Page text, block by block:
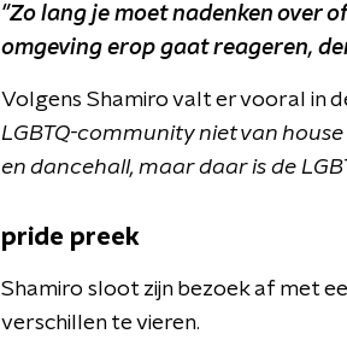
"Zo lang je moet nadenken over
omgeving erop gaat reageren,
Volgens Shamiro valt er vooral in
LGBTQ-community niet van
en dancehall, maar daar is de
pride preek
Shamiro sloot zijn bezoek af met
verschillen te vieren.